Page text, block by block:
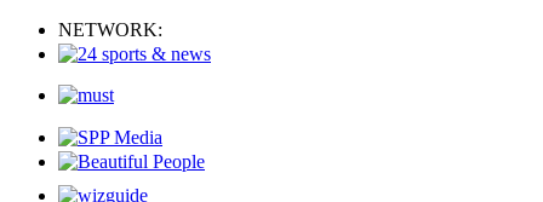
NETWORK: